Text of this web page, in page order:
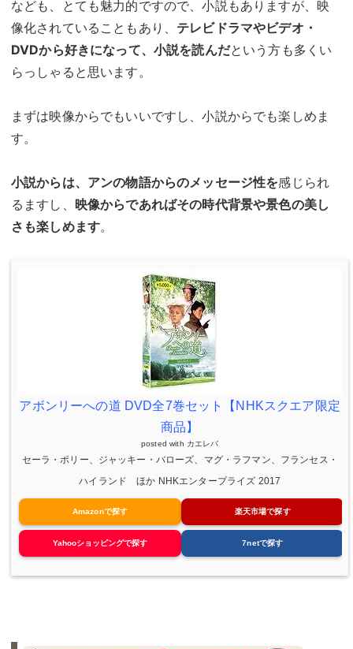
なども、とても魅力的ですので、小説もありますが、映
像化されていることもあり、 テレビドラマやビデオ・
DVDから好きになって、小説を読んだという方も多くい
らっしゃると思います。
まずは映像からでもいいですし、小説からでも楽しめま
す。
小説からは、アンの物語からのメッセージ性を感じられ
るますし、 映像からであればその時代背景や景色の美し
さも楽しめます。
アボンリーへの道 DVD全7巻セット【NHKスクエア限定
商品】
posted with カエレバ
セーラ・ポリー、ジャッキー・バローズ、マグ・ラフマン、フランセス・
ハイランド ほか NHKエンタープライズ 2017
Amazonで探す 楽天市場で探す
Yahooショッピングで探す 7netで探す